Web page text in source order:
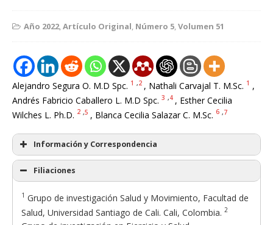
Año 2022,Artículo Original, Número 5,Volumen 51
Alejandro Segura O. M.D Spc. 1 ,2 , Nathali Carvajal T. M.Sc. 1 ,
Andrés Fabricio Caballero L. M.D Spc. 3 ,4 , Esther Cecilia
Wilches L. Ph.D. 2 ,5 , Blanca Cecilia Salazar C. M.Sc. 6 ,7
Información y Correspondencia
Filiaciones
1 Grupo de investigación Salud y Movimiento, Facultad de
Salud, Universidad Santiago de Cali. Cali, Colombia. 2